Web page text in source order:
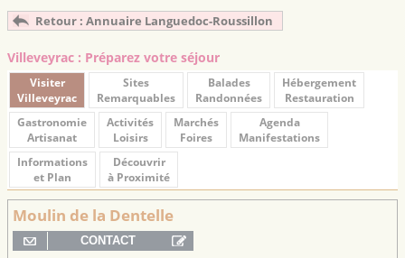
Retour : Annuaire Languedoc-Roussillon
Villeveyrac : Préparez votre séjour
Visiter
Villeveyrac
Sites
Remarquables
Balades
Randonnées
Hébergement
Restauration
Gastronomie
Artisanat
Activités
Loisirs
Marchés
Foires
Agenda
Manifestations
Informations
et Plan
Découvrir
à Proximité
Moulin de la Dentelle